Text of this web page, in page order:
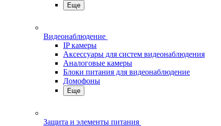
Еще
Видеонаблюдение
IP камеры
Аксессуары для систем видеонаблюдения
Аналоговые камеры
Блоки питания для видеонаблюдение
Домофоны
Еще
Защита и элементы питания